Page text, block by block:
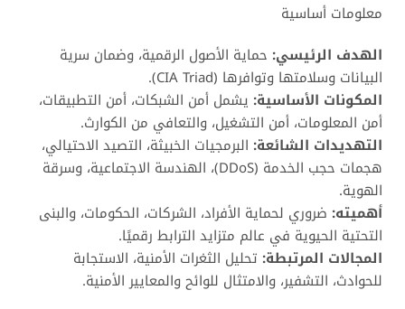
معلومات أساسية
الهدف الرئيسي: حماية الأصول الرقمية، وضمان سرية
البيانات وسلامتها وتوافرها (CIA Triad).
المكونات الأساسية: يشمل أمن الشبكات، أمن التطبيقات،
أمن المعلومات، أمن التشغيل، والتعافي من الكوارث.
التهديدات الشائعة: البرمجيات الخبيثة، التصيد الاحتيالي،
هجمات حجب الخدمة (DDoS)، الهندسة الاجتماعية، وسرقة
الهوية.
أهميته: ضروري لحماية الأفراد، الشركات، الحكومات، والبنى
التحتية الحيوية في عالم متزايد الترابط رقميًا.
المجالات المرتبطة: تحليل الثغرات الأمنية، الاستجابة
للحوادث، التشفير، والامتثال للوائح والمعايير الأمنية.